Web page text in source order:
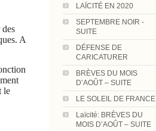
LAÏCITÉ EN 2020
SEPTEMBRE NOIR -
SUITE
DÉFENSE DE
CARICATURER
BRÈVES DU MOIS
D’AOÛT – SUITE
LE SOLEIL DE FRANCE
Laïcité: BRÈVES DU
MOIS D’AOÛT – SUITE
A
le